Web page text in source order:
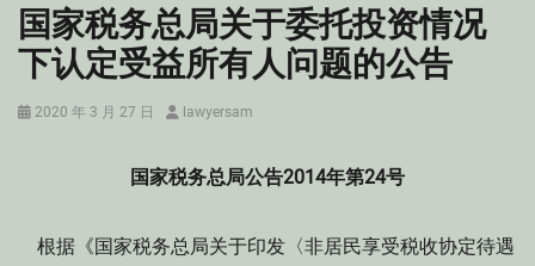
国家税务总局关于委托投资情况
下认定受益所有人问题的公告
Posted
2020 年 3 月 27 日 Authorlawyersam
国家税务总局公告2014年第24号
根据《国家税务总局关于印发〈非居民享受税收协定待遇